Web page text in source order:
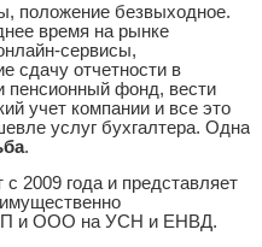
положение безвыходное.
время на рынке
сервисы,
сдачу отчетности в
пенсионный фонд, вести
учет компании и все это
услуг бухгалтера. Одна
.
с 2009 года и представляет
ИП и ООО на УСН и ЕНВД.